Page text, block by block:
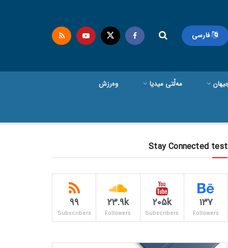
فارسی
مەڵتی میدیا وەرزش
Stay Connected test
137
Followers
205k
Subscribers
23.9k
Followers
99
Subscribers